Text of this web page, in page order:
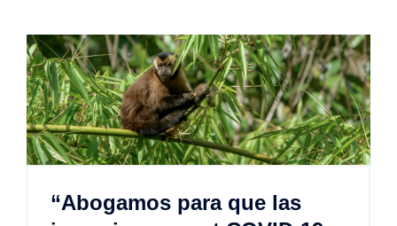
“Abogamos para que las